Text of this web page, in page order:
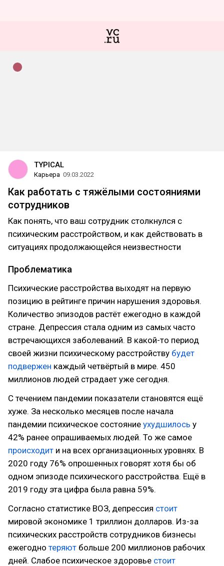
TYPICAL
Карьера 09.03.2022
Как работать с тяжёлыми состояниями
сотрудников
Как понять, что ваш сотрудник столкнулся с
психическим расстройством, и как действовать в
ситуациях продолжающейся неизвестности
Проблематика
Психические расстройства выходят на первую
позицию в рейтинге причин нарушения здоровья.
Количество эпизодов растёт ежегодно в каждой
стране. Депрессия стала одним из самых часто
встречающихся заболеваний. В какой-то период
своей жизни психическому расстройству будет
подвержен каждый четвёртый в мире. 450
миллионов людей страдает уже сегодня.
С течением пандемии показатели становятся ещё
хуже. За несколько месяцев после начала
пандемии психическое состояние ухудшилось у
42% ранее опрашиваемых людей. То же самое
происходит и на всех организационных уровнях. В
2020 году 76% опрошенных говорят хотя бы об
одном эпизоде психического расстройства. Ещё в
2019 году эта цифра была равна 59%.
Согласно статистике ВОЗ, депрессия стоит
мировой экономике 1 триллион долларов. Из-за
психических расстройств сотрудников бизнесы
ежегодно теряют больше 200 миллионов рабочих
дней. Слабое психическое здоровье стоит